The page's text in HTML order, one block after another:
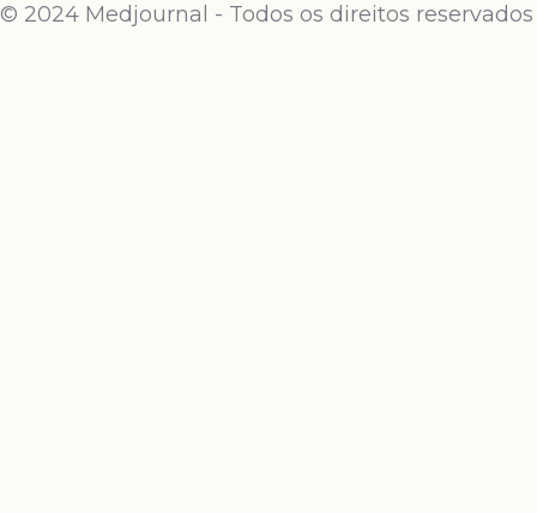
© 2024 Medjournal - Todos os direitos reservados